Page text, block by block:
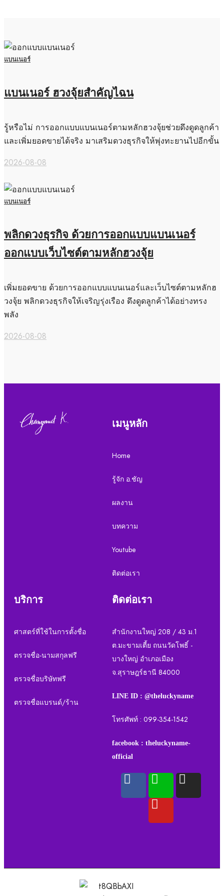
แบนเนอร์
แบนเนอร์ ฮวงจุ้ยสำคัญไฉน
รู้หรือไม่ การออกแบบแบนเนอร์ตามหลักฮวงจุ้ยช่วยดึงดูดลูกค้า
และเพิ่มยอดขายได้จริง มาเสริมดวงธุรกิจให้พุ่งทะยานไปอีกขั้น
2026-08-08
แบนเนอร์
พลิกดวงธุรกิจ ด้วยการออกแบบแบนเนอร์
ออกแบบเว็บไซต์ตามหลักฮวงจุ้ย
เพิ่มยอดขาย ด้วยการออกแบบแบนเนอร์และเว็บไซต์ตามหลักฮ
วงจุ้ย พลิกดวงธุรกิจให้เจริญรุ่งเรือง ดึงดูดลูกค้าได้อย่างทรง
พลัง
2026-08-08
เมนูหลัก
Home
รู้จัก อ.ชัญ
ผลงาน
บทความ
Youtube
ติดต่อเรา
บริการ
ศาสตร์ที่ใช้ในการตั้งชื่อ
ตรวจชื่อ-นามสกุลฟรี
ตรวจชื่อบริษัทฟรี
ตรวจชื่อแบรนด์/ร้าน
ติดต่อเรา
สำนักงานใหญ่ 208 / 43 ม.1
ต.มะขามเตี้ย ถนนวัดโพธิ์ -
บางใหญ่ อำเภอเมือง
จ.สุราษฎร์ธานี 84000
LINE ID : @theluckyname
โทรศัพท์ : 099-354-1542
facebook : theluckyname-
official